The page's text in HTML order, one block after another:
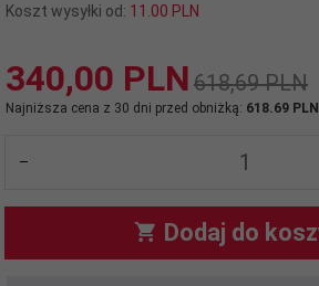
Koszt wysyłki od: 11.00 PLN
340,00 PLN 618,69 PLN
Najniższa cena z 30 dni przed obniżką: 618.69 PLN
Dodaj do